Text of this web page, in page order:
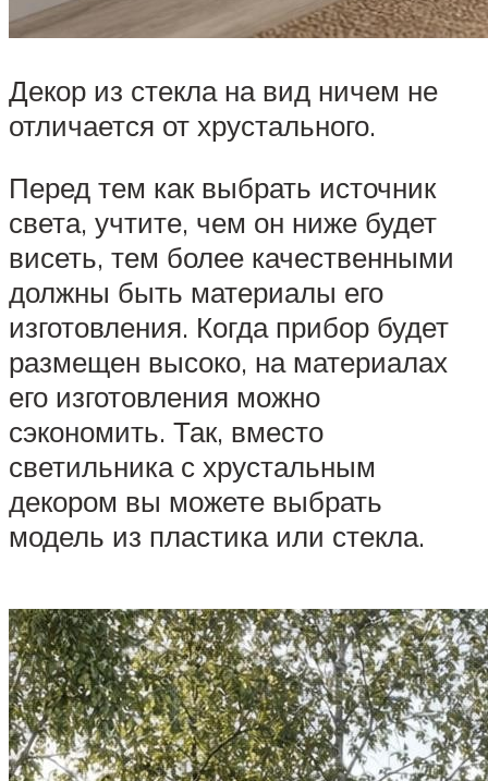
Декор из стекла на вид ничем не
отличается от хрустального.
Перед тем как выбрать источник
света, учтите, чем он ниже будет
висеть, тем более качественными
должны быть материалы его
изготовления. Когда прибор будет
размещен высоко, на материалах
его изготовления можно
сэкономить. Так, вместо
светильника с хрустальным
декором вы можете выбрать
модель из пластика или стекла.